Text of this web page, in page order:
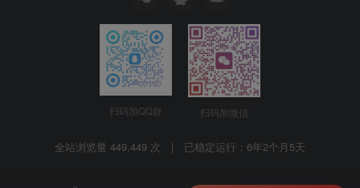
扫码加QQ群 扫码加微信
全站浏览量 449,449 次 | 已稳定运行： 6年2个月5天